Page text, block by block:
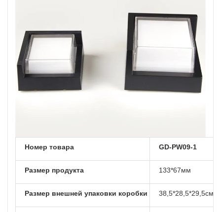
Номер товара GD-PW09-1
Размер продукта 133*67мм
Размер внешней упаковки коробки 38,5*28,5*29,5см